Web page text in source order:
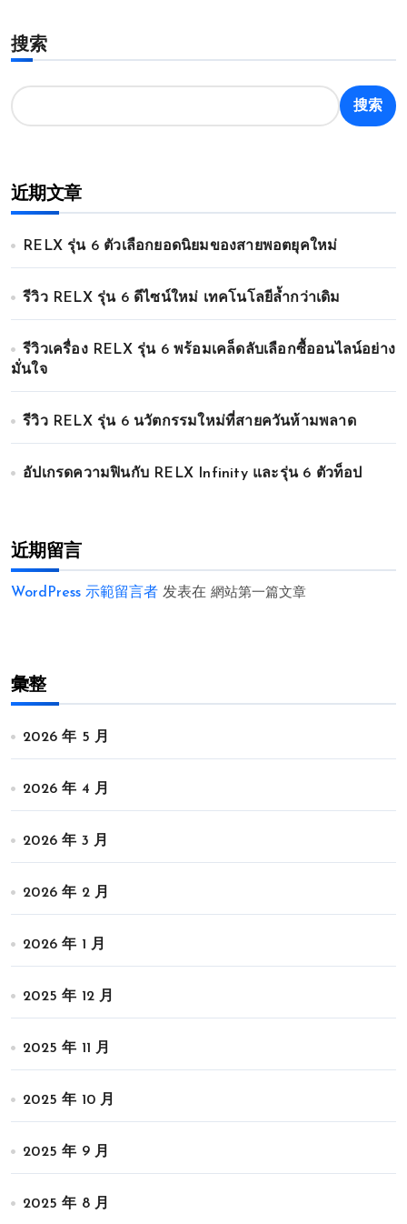
分
页
搜索
搜索
近期文章
RELX รุ่น 6 ตัวเลือกยอดนิยมของสายพอตยุคใหม่
รีวิว RELX รุ่น 6 ดีไซน์ใหม่ เทคโนโลยีล้ำกว่าเดิม
รีวิวเครื่อง RELX รุ่น 6 พร้อมเคล็ดลับเลือกซื้ออนไลน์อย่าง
มั่นใจ
รีวิว RELX รุ่น 6 นวัตกรรมใหม่ที่สายควันห้ามพลาด
อัปเกรดความฟินกับ RELX Infinity และรุ่น 6 ตัวท็อป
近期留言
WordPress 示範留言者 发表在 網站第一篇文章
彙整
2026 年 5 月
2026 年 4 月
2026 年 3 月
2026 年 2 月
2026 年 1 月
2025 年 12 月
2025 年 11 月
2025 年 10 月
2025 年 9 月
2025 年 8 月